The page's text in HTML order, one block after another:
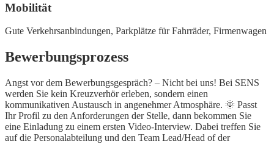
Mobilität
Gute Verkehrsanbindungen, Parkplätze für Fahrräder, Firmenwagen
Bewerbungsprozess
Angst vor dem Bewerbungsgespräch? – Nicht bei uns! Bei SENS
werden Sie kein Kreuzverhör erleben, sondern einen
kommunikativen Austausch in angenehmer Atmosphäre. 🌞 Passt
Ihr Profil zu den Anforderungen der Stelle, dann bekommen Sie
eine Einladung zu einem ersten Video-Interview. Dabei treffen Sie
auf die Personalabteilung und den Team Lead/Head of der